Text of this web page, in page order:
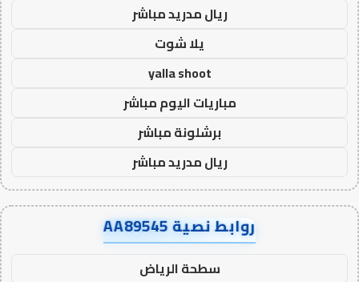
ريال مدريد مباشر
يلا شوت
yalla shoot
مباريات اليوم مباشر
برشلونة مباشر
ريال مدريد مباشر
روابط نصية AA89545
سطحة الرياض